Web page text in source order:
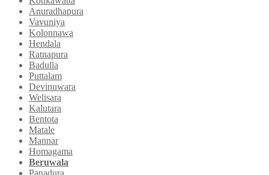
Anuradhapura
Vavuniya
Kolonnawa
Hendala
Ratnapura
Badulla
Puttalam
Devinuwara
Welisara
Kalutara
Bentota
Matale
Mannar
Homagama
Beruwala
Panadura